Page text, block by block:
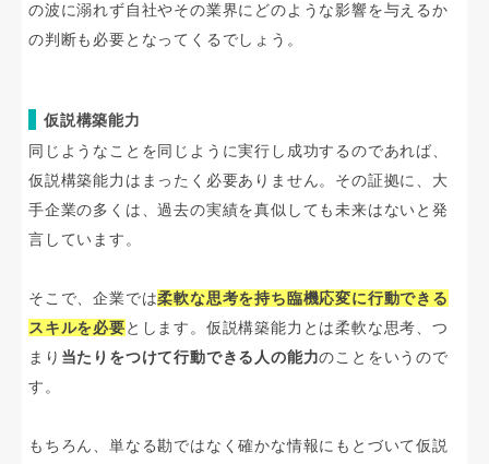
の波に溺れず自社やその業界にどのような影響を与えるか
の判断も必要となってくるでしょう。
仮説構築能力
同じようなことを同じように実行し成功するのであれば、
仮説構築能力はまったく必要ありません。その証拠に、大
手企業の多くは、過去の実績を真似しても未来はないと発
言しています。
そこで、企業では柔軟な思考を持ち臨機応変に行動できる
スキルを必要とします。仮説構築能力とは柔軟な思考、つ
まり 当たりをつけて行動できる人の能力のことをいうので
す。
もちろん、単なる勘ではなく確かな情報にもとづいて仮説